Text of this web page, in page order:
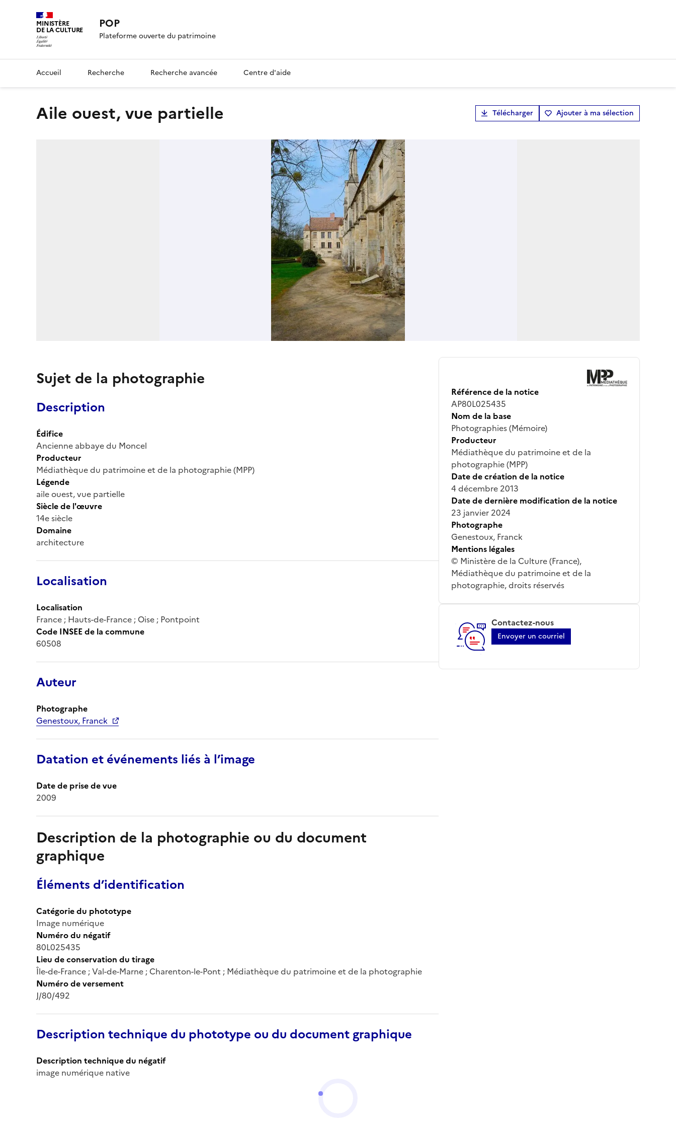
MINISTÈRE
DE LA CULTURE POP
Plateforme ouverte du patrimoine
Accueil Recherche Recherche avancée Centre d'aide
aile ouest, vue partielle Télécharger Ajouter à ma sélection
Sujet de la photographie
Description
Édifice
Ancienne abbaye du Moncel
Producteur
Médiathèque du patrimoine et de la photographie (MPP)
Légende
aile ouest, vue partielle
Siècle de l'œuvre
14e siècle
Domaine
architecture
Localisation
Localisation
France ; Hauts-de-France ; Oise ; Pontpoint
Code INSEE de la commune
60508
Auteur
Photographe
Genestoux, Franck
Datation et événements liés à l’image
Date de prise de vue
2009
Description de la photographie ou du document
graphique
Éléments d’identification
Catégorie du phototype
Image numérique
Numéro du négatif
80L025435
Lieu de conservation du tirage
Île-de-France ; Val-de-Marne ; Charenton-le-Pont ; Médiathèque du patrimoine et de la photographie
Numéro de versement
J/80/492
Description technique du phototype ou du document graphique
Description technique du négatif
image numérique native
Référence de la notice
AP80L025435
Nom de la base
Photographies (Mémoire)
Producteur
Médiathèque du patrimoine et de la
photographie (MPP)
Date de création de la notice
4 décembre 2013
Date de dernière modification de la notice
23 janvier 2024
Photographe
Genestoux, Franck
Mentions légales
© Ministère de la Culture (France),
Médiathèque du patrimoine et de la
photographie, droits réservés
Contactez-nous
Envoyer un courriel